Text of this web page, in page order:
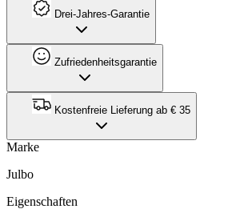
Drei-Jahres-Garantie
Zufriedenheitsgarantie
Kostenfreie Lieferung ab € 35
Marke
Julbo
Eigenschaften